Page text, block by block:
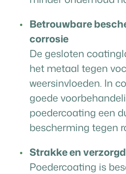
Betrouwbare
corrosie
De gesloten
het metaal tegen
weersinvloeden. In
goede
poedercoating een
bescherming tegen
Strakke en
Poedercoating is